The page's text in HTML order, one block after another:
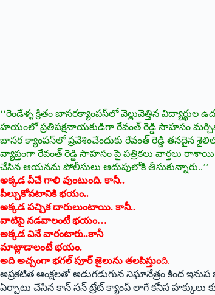
‘‘‌రెండేళ్ళ క్రితం బాసరక్యాంపస్‌లో వెల్లువెత్తిన
హయంలో ప్రతిపక్షనాయకుడిగా రేవంత్‌ ‌రెడ్డి సాహసం
బాసర క్యాంపస్‌లో ప్రవేశించేందుకు రేవంత్‌ ‌రెడ్డి తనదైన
వ్యాప్తంగా రేవంత్‌ ‌రెడ్డి సాహసం పై పత్రికలు వార్తలు
చేసిన ఆయనను పోలీసులు ఆదుపులోకి తీసుకున్నారు..’’
అక్కడ వీచే గాలి వుంటుంది. కానీ..
పీల్చుకోవటానికి భయం..
అక్కడ పచ్చిక దారులుంటాయి. కానీ..
వాటిపై నడవాలంటే భయం…
అక్కడ వినే వారంటారు..కానీ
మాట్లాడాలంటే భయం.
అది అచ్చంగా భగల్‌ ‌పూర్‌ ‌జైలును తలపిస్తుంది.
అప్రకటిత ఆంక్షలతో అడుగడుగున నిఘానేత్రం కింద
ఏర్పాటు చేసిన కాన్‌ ‌సన్‌ ‌ట్రేట్‌ ‌క్యాంప్‌ ‌లాగే కనీస